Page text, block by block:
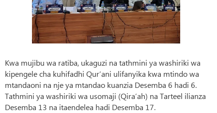
Kwa mujibu wa ratiba, ukaguzi na tathmini ya washiriki wa
kipengele cha kuhifadhi Qur’ani ulifanyika kwa mtindo wa
mtandaoni na nje ya mtandao kuanzia Desemba 6 hadi 6.
Tathmini ya washiriki wa usomaji (Qira’ah) na Tarteel ilianza
Desemba 13 na itaendelea hadi Desemba 17.